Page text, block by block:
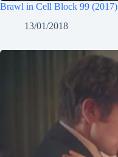
Brawl in Cell Block 99 (2017)
13/01/2018